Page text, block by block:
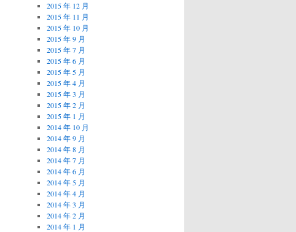
2015 年 12 月
2015 年 11 月
2015 年 10 月
2015 年 9 月
2015 年 7 月
2015 年 6 月
2015 年 5 月
2015 年 4 月
2015 年 3 月
2015 年 2 月
2015 年 1 月
2014 年 10 月
2014 年 9 月
2014 年 8 月
2014 年 7 月
2014 年 6 月
2014 年 5 月
2014 年 4 月
2014 年 3 月
2014 年 2 月
2014 年 1 月